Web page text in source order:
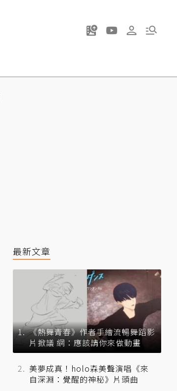
最新文章
《熱舞青春》作者手繪流暢舞蹈影
片掀議 網：應該請你來做動畫
美夢成真！holo森美聲演唱《來
自深淵：覺醒的神秘》片頭曲